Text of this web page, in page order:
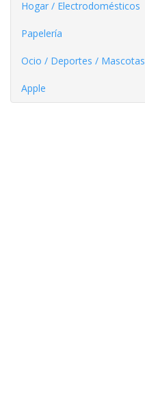
Hogar / Electrodomésticos
Papelería
Ocio / Deportes / Mascotas
Apple